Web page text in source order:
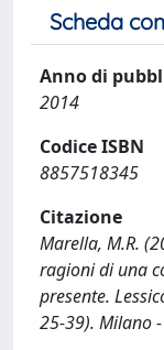
Scheda
Anno di
2014
Codice ISBN
8857518345
Citazione
Marella, M.R.
ragioni di una
presente.
25-39). Milano